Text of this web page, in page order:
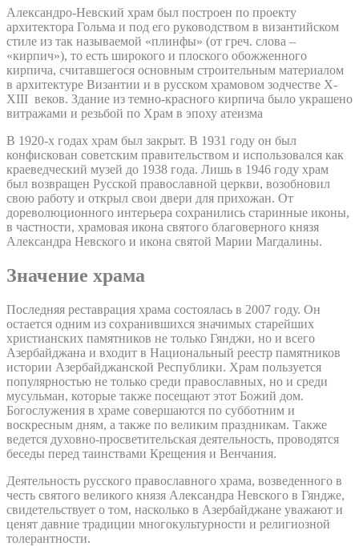
Александро-Невский храм был построен по проекту
архитектора Гольма и под его руководством в византийском
стиле из так называемой «плинфы» (от греч. слова –
«кирпич»), то есть широкого и плоского обожженного
кирпича, считавшегося основным строительным материалом
в архитектуре Византии и в русском храмовом зодчестве X-
XIII веков. Здание из темно-красного кирпича было украшено
витражами и резьбой по Храм в эпоху атеизма
В 1920-х годах храм был закрыт. В 1931 году он был
конфискован советским правительством и использовался как
краеведческий музей до 1938 года. Лишь в 1946 году храм
был возвращен Русской православной церкви, возобновил
свою работу и открыл свои двери для прихожан. От
дореволюционного интерьера сохранились старинные иконы,
в частности, храмовая икона святого благоверного князя
Александра Невского и икона святой Марии Магдалины.
Значение храма
Последняя реставрация храма состоялась в 2007 году. Он
остается одним из сохранившихся значимых старейших
христианских памятников не только Гянджи, но и всего
Азербайджана и входит в Национальный реестр памятников
истории Азербайджанской Республики. Храм пользуется
популярностью не только среди православных, но и среди
мусульман, которые также посещают этот Божий дом.
Богослужения в храме совершаются по субботним и
воскресным дням, а также по великим праздникам. Также
ведется духовно-просветительская деятельность, проводятся
беседы перед таинствами Крещения и Венчания.
Деятельность русского православного храма, возведенного в
честь святого великого князя Александра Невского в Гяндже,
свидетельствует о том, насколько в Азербайджане уважают и
ценят давние традиции многокультурности и религиозной
толерантности.